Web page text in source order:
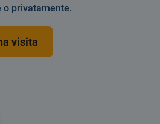
o privatamente.
visita